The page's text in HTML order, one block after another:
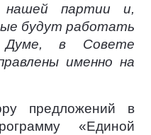
нашей партии и,
будут работать
Думе, в Совете
именно на
предложений в
«Единой